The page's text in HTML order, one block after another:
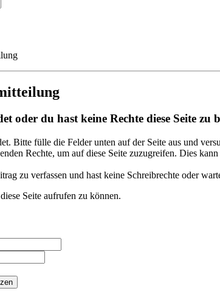
oder du hast keine Rechte diese Seite
Bitte fülle die Felder unten auf der Seite aus und
Rechte, um auf diese Seite zuzugreifen. Dies
zu verfassen und hast keine Schreibrechte oder
Seite aufrufen zu können.